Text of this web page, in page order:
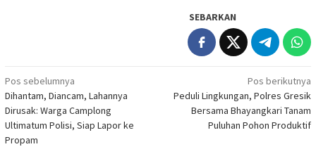
SEBARKAN
Navigasi
pos
Pos sebelumnya
Dihantam, Diancam, Lahannya
Dirusak: Warga Camplong
Ultimatum Polisi, Siap Lapor ke
Propam
Pos berikutnya
Peduli Lingkungan, Polres Gresik
Bersama Bhayangkari Tanam
Puluhan Pohon Produktif